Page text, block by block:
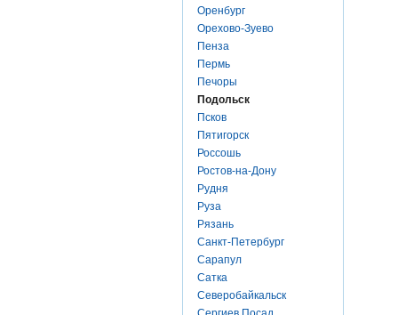
Оренбург
Орехово-Зуево
Пенза
Пермь
Печоры
Подольск
Псков
Пятигорск
Россошь
Ростов-на-Дону
Рудня
Руза
Рязань
Санкт-Петербург
Сарапул
Сатка
Северобайкальск